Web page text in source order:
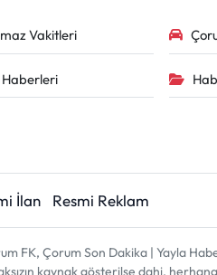
Vakitleri
Haberleri
İlan Resmi Reklam
FK, Çorum Son Dakika | Yayla
kaynak gösterilse dahi,